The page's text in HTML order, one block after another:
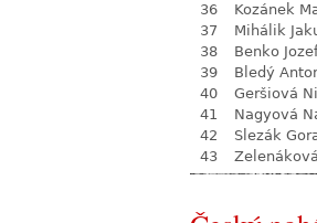
36
Kozánek
37
Mihálik
38
Benko
39
Bledý
40
Geršiová
41
Nagyová
42
Slezák
43